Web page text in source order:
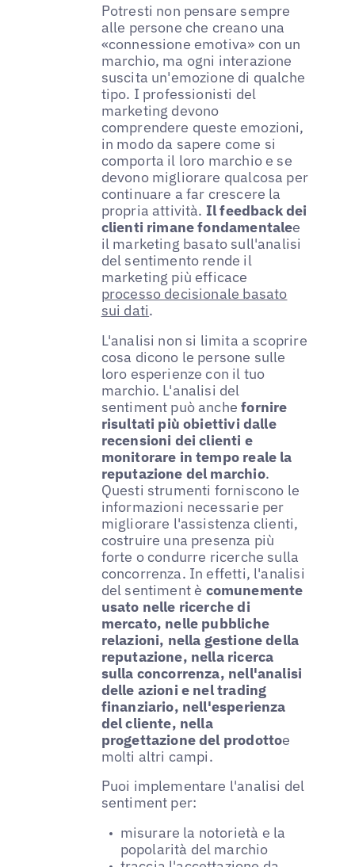
Potresti non pensare sempre
alle persone che creano una
«connessione emotiva» con un
marchio, ma ogni interazione
suscita un'emozione di qualche
tipo. I professionisti del
marketing devono
comprendere queste emozioni,
in modo da sapere come si
comporta il loro marchio e se
devono migliorare qualcosa per
continuare a far crescere la
propria attività. Il feedback dei
clienti rimane fondamentalee
il marketing basato sull'analisi
del sentimento rende il
marketing più efficace
processo decisionale basato
sui dati.
L'analisi non si limita a scoprire
cosa dicono le persone sulle
loro esperienze con il tuo
marchio. L'analisi del
sentiment può anchefornire
risultati più obiettivi dalle
recensioni dei clienti e
monitorare in tempo reale la
reputazione del marchio.
Questi strumenti forniscono le
informazioni necessarie per
migliorare l'assistenza clienti,
costruire una presenza più
forte o condurre ricerche sulla
concorrenza. In effetti, l'analisi
del sentiment è comunemente
usato nelle ricerche di
mercato, nelle pubbliche
relazioni, nella gestione della
reputazione, nella ricerca
sulla concorrenza, nell'analisi
delle azioni e nel trading
finanziario, nell'esperienza
del cliente, nella
progettazione del prodottoe
molti altri campi.
Puoi implementare l'analisi del
sentiment per:
misurare la notorietà e la
popolarità del marchio